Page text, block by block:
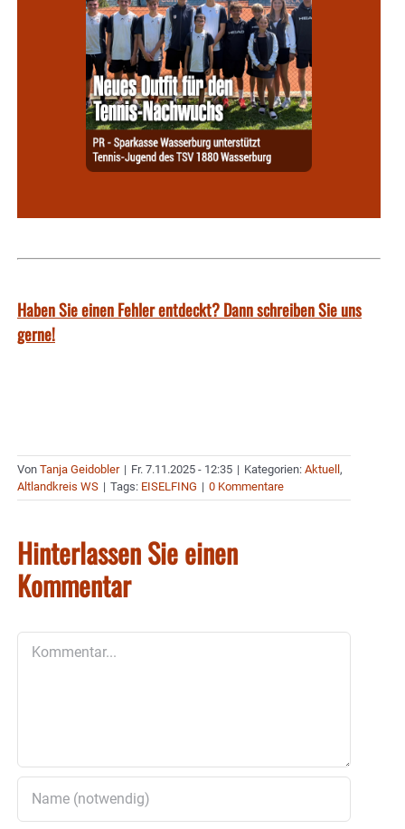
Haben Sie einen Fehler entdeckt? Dann schreiben Sie uns
gerne!
Von Tanja Geidobler | Fr. 7.11.2025 - 12:35 | Kategorien: Aktuell ,
Altlandkreis WS | Tags: EISELFING | 0 Kommentare
Hinterlassen Sie einen
Kommentar